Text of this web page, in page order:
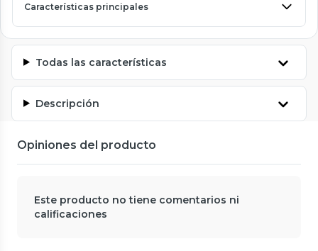
Características principales
Todas las características
Descripción
Opiniones del producto
Este producto no tiene comentarios ni
calificaciones